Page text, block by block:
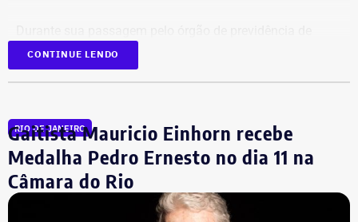
Itaguaí, a ex-gerente do Rioprevidência também
para a estrutura interna o ex-policial federal Jayme Alves
Youssef.
Mais de 20% da carteira
compremetida sob ‘risco de default’
CONTINUE LENDO
RIO DE JANEIRO
Gaitista Mauricio Einhorn recebe
Medalha Pedro Ernesto no dia 11 na
Câmara do Rio